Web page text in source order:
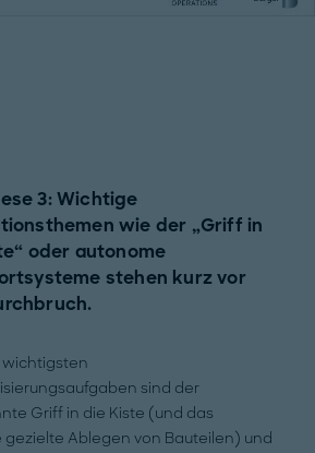
3: Wichtige
wie der „Griff in
oder autonome
stehen kurz vor
wichtigsten
sind der
Griff in die Kiste (und das
gezielte Ablegen von Bauteilen) und